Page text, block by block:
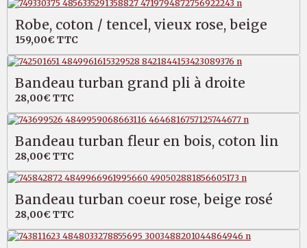
Robe, coton / tencel, vieux rose, beige
159,00€ TTC
Bandeau turban grand pli à droite
28,00€ TTC
Bandeau turban fleur en bois, coton lin
28,00€ TTC
Bandeau turban coeur rose, beige rosé
28,00€ TTC